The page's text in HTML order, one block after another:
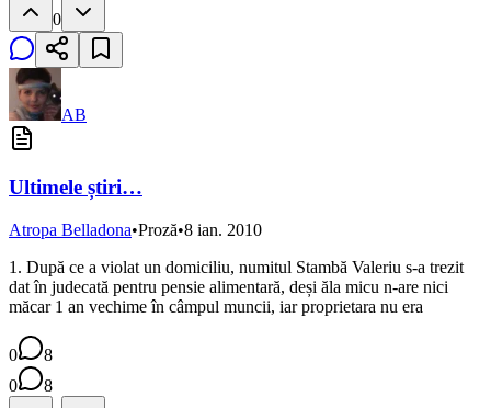
0
AB
Ultimele știri…
Atropa Belladona•Proză•8 ian. 2010
1. După ce a violat un domiciliu, numitul Stambă Valeriu s-a trezit
dat în judecată pentru pensie alimentară, deși ăla micu n-are nici
măcar 1 an vechime în câmpul muncii, iar proprietara nu era
0
8
0
8